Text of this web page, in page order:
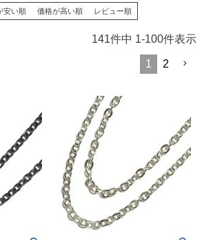
安い順 価格が高い順 レビュー順
141件中 1-100件表示
1 2